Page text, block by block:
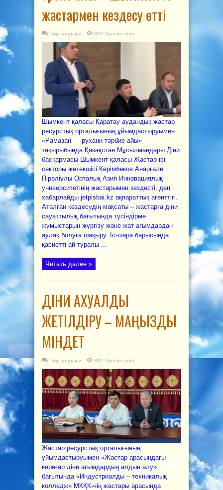
жастармен кездесу өтті
Пікір қалдыру 399 Просмотров
Шымкент қаласы Қаратау аудандық жастар
ресурстық орталығының ұйымдастыруымен
«Рамазан — рухани тәрбие айы»
тақырыбында Қазақстан Мұсылмандары Діни
басқармасы Шымкент қаласы Жастар ісі
секторы жетекшісі Керімбеков Анарғали
Пірәліұлы Орталық Азия Инновациялық
университетінің жастарымен кездесті, деп
хабарлайды jetpisbai.kz ақпараттық агенттігі.
Аталған кездесудің мақсаты – жастарға діни
сауаттылық бағытында түсіндірме
жұмыстарын жүргізу және жат ағымдардан
аулақ болуға шақыру. Іс-шара барысында
қасиетті ай туралы ...
Читать далее »
ДІНИ АХУАЛДЫ
ЖЕТІЛДІРУ – МАҢЫЗДЫ
МІНДЕТ
Пікір қалдыру 381 Просмотров
Жастар ресурстық орталығының
ұйымдастыруымен «Жастар арасындағы
кереғар діни ағымдардың алдын алу»
бағытында «Индустриалды – техникалық
колледж» МКҚК-нің жастары арасында